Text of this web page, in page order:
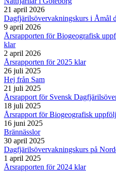
21 april 2026
Dagfjärilsövervakningskurs i Åmål
9 april 2026
Årsrapporten för Biogeografisk
klar
2 april 2026
Årsrapporten för 2025 klar
26 juli 2025
Hej från Sam
21 juli 2025
Årsrapport för Svensk
18 juli 2025
Årsrapport för Biogeografisk
16 juni 2025
Brännässlor
30 april 2025
Dagfjärilsövervakningskurs på
1 april 2025
Årsrapporten för 2024 klar